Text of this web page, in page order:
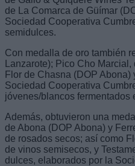
de La Comarca de Güímar
Sociedad Cooperativa
semidulces.
Con medalla de oro también
Lanzarote); Pico Cho
Flor de Chasna (DOP
Sociedad Cooperativa
jóvenes/blancos fermentados
Además, obtuvieron una
de Abona (DOP Abona) y
de rosados secos; así como
de vinos semisecos, y
dulces, elaborados por la